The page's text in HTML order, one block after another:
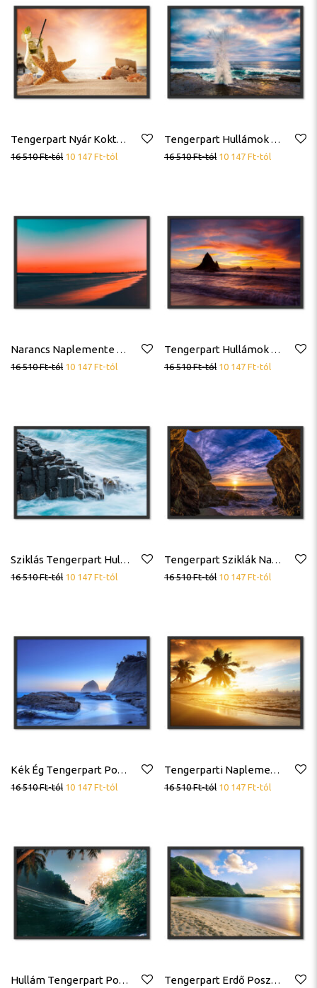
Tengerpart Nyár Koktél Tengeri Csillag Kincsek Poszter
16 510Ft-tól 10 147 Ft-tól
Tengerpart Hullámok Sziklák Poszter
16 510Ft-tól 10 147 Ft-tól
Narancs Naplemente Tengerparton Poszter
16 510Ft-tól 10 147 Ft-tól
Tengerpart Hullámok Napnyugta Égbolt Poszter
16 510Ft-tól 10 147 Ft-tól
Sziklás Tengerpart Hullámok Poszter
16 510Ft-tól 10 147 Ft-tól
Tengerpart Sziklák Naplemente Kék Ég Poszter
16 510Ft-tól 10 147 Ft-tól
Kék Ég Tengerpart Poszter
16 510Ft-tól 10 147 Ft-tól
Tengerparti Naplemente Pálmafa Poszter
16 510Ft-tól 10 147 Ft-tól
Hullám Tengerpart Poszter Tengerpart Erdő Poszter